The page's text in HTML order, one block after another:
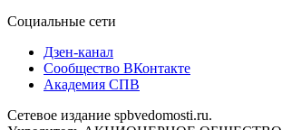
Социальные сети
Дзен-канал
Сообщество ВКонтакте
Академия СПВ
Сетевое издание spbvedomosti.ru.